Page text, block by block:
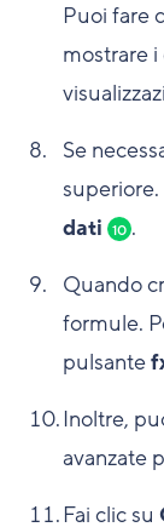
Puoi fare
mostrare
Se
superiore.
dati 10 .
Quando
formule.
pulsante
Inoltre,
avanzate
Fai clic su